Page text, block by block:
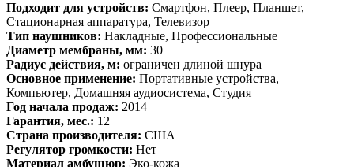
Подходит для устройств: Смартфон, Плеер, Планшет,
Стационарная аппаратура, Телевизор
Тип наушников: Накладные, Профессиональные
Диаметр мембраны, мм: 30
Радиус действия, м: ограничен длиной шнура
Основное применение: Портативные устройства,
Компьютер, Домашняя аудиосистема, Студия
Год начала продаж: 2014
Гарантия, мес.: 12
Страна производителя: США
Регулятор громкости: Нет
Материал амбушюр: Эко-кожа